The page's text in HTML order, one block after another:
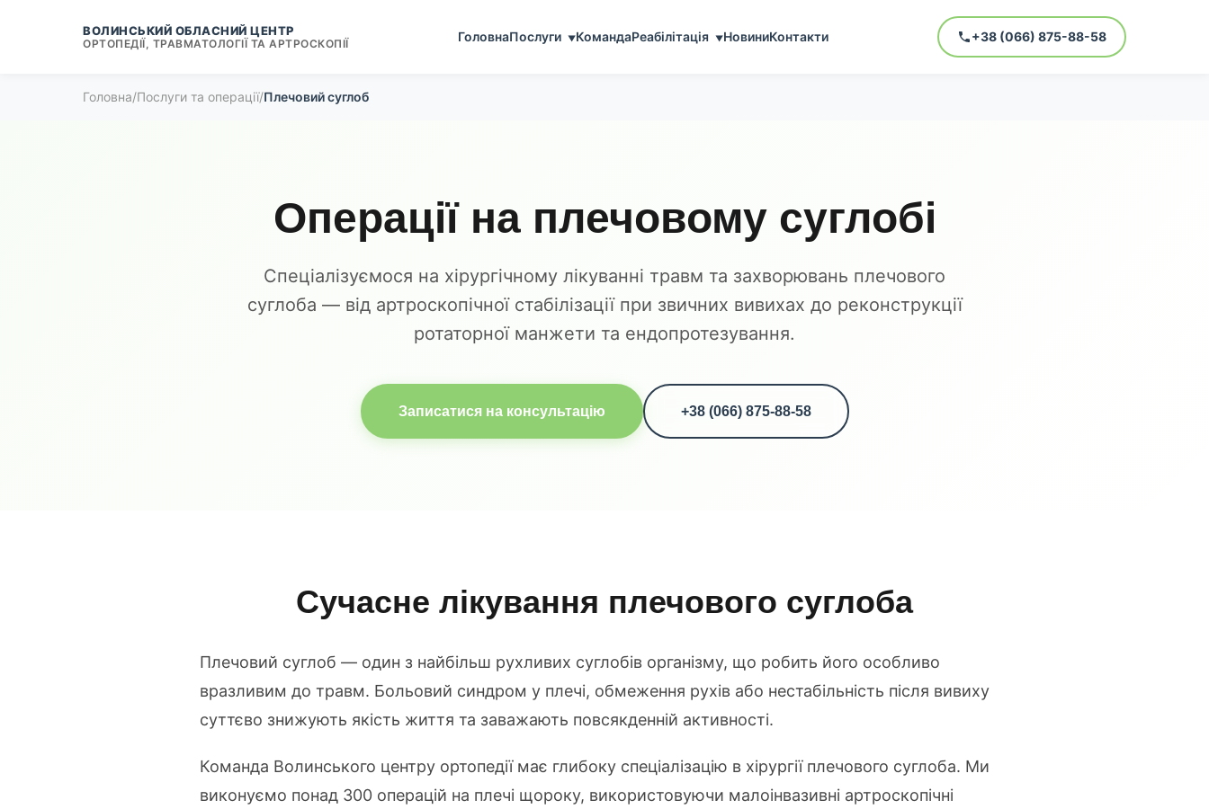
ВОЛИНСЬКИЙ ОБЛАСНИЙ ЦЕНТР
ОРТОПЕДІЇ, ТРАВМАТОЛОГІЇ ТА АРТРОСКОПІЇ ГоловнаПослуги ▼КомандаРеабілітація ▼НовиниКонтакти +38 (066) 875-88-58
Головна/Послуги та операції/Плечовий суглоб
Операції на плечовому суглобі
Спеціалізуємося на хірургічному лікуванні травм та захворювань плечового
суглоба — від артроскопічної стабілізації при звичних вивихах до реконструкції
ротаторної манжети та ендопротезування.
Записатися на консультацію +38 (066) 875-88-58
Сучасне лікування плечового суглоба
Плечовий суглоб — один з найбільш рухливих суглобів організму, що робить його особливо
вразливим до травм. Больовий синдром у плечі, обмеження рухів або нестабільність після вивиху
суттєво знижують якість життя та заважають повсякденній активності.
Команда Волинського центру ортопедії має глибоку спеціалізацію в хірургії плечового суглоба. Ми
виконуємо понад 300 операцій на плечі щороку, використовуючи малоінвазивні артроскопічні